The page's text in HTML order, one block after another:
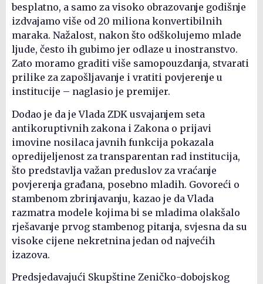
besplatno, a samo za visoko obrazovanje godišnje
izdvajamo više od 20 miliona konvertibilnih
maraka. Nažalost, nakon što odškolujemo mlade
ljude, često ih gubimo jer odlaze u inostranstvo.
Zato moramo graditi više samopouzdanja, stvarati
prilike za zapošljavanje i vratiti povjerenje u
institucije – naglasio je premijer.
Dodao je da je Vlada ZDK usvajanjem seta
antikoruptivnih zakona i Zakona o prijavi
imovine nosilaca javnih funkcija pokazala
opredijeljenost za transparentan rad institucija,
što predstavlja važan preduslov za vraćanje
povjerenja građana, posebno mladih. Govoreći o
stambenom zbrinjavanju, kazao je da Vlada
razmatra modele kojima bi se mladima olakšalo
rješavanje prvog stambenog pitanja, svjesna da su
visoke cijene nekretnina jedan od najvećih
izazova.
Predsjedavajući Skupštine Zeničko-dobojskog